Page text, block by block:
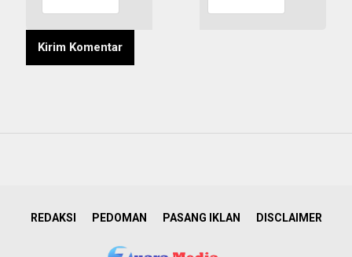
REDAKSI PEDOMAN PASANG IKLAN DISCLAIMER